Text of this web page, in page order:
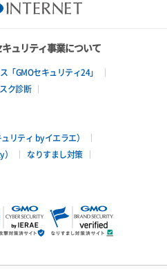
ュリティ事業について
「GMOセキュリティ24」
ク診断
リティ byイエラエ）
なりすまし対策